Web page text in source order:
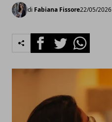
di Fabiana Fissore22/05/2026
FacebookTwitterWhatsapp